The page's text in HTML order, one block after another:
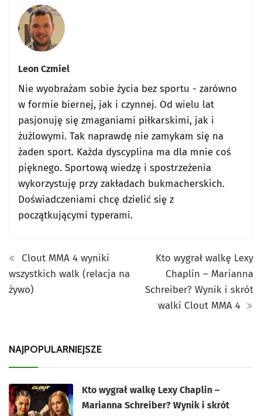
Leon Czmiel
Nie wyobrażam sobie życia bez sportu - zarówno
w formie biernej, jak i czynnej. Od wielu lat
pasjonuję się zmaganiami piłkarskimi, jak i
żużlowymi. Tak naprawdę nie zamykam się na
żaden sport. Każda dyscyplina ma dla mnie coś
pięknego. Sportową wiedzę i spostrzeżenia
wykorzystuję przy zakładach bukmacherskich.
Doświadczeniami chcę dzielić się z
początkującymi typerami.
Clout MMA 4 wyniki
wszystkich walk (relacja na
żywo)
Kto wygrał walkę Lexy
Chaplin – Marianna
Schreiber? Wynik i skrót
walki Clout MMA 4
NAJPOPULARNIEJSZE
Kto wygrał walkę Lexy Chaplin –
Marianna Schreiber? Wynik i skrót